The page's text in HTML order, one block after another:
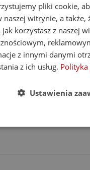
pliki cookie,
naszej witrynie, a
jak korzystasz z naszej
z innymi danymi
z ich usług.
Ustawienia